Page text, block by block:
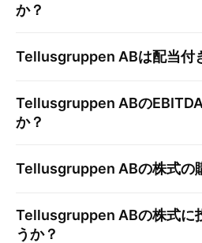
か？
Tellusgruppen ABは配当付
Tellusgruppen ABの
か？
Tellusgruppen ABの株式の
Tellusgruppen ABの株式に
うか？